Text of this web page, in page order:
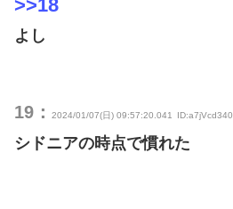
>>18
よし
19： 2024/01/07(日) 09:57:20.041 ID:a7jVcd340
シドニアの時点で慣れた